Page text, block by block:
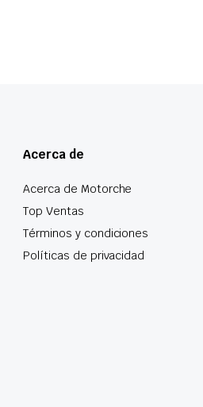
Acerca de
Acerca de Motorche
Top Ventas
Términos y condiciones
Políticas de privacidad